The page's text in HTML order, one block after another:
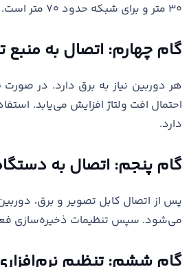
۳۰ متر و برای شبکه حدود ۷۰ متر است.
گام چهارم: اتصال به منبع
هر دوربین نیاز به برق دارد. در
احتمال افت ولتاژ افزایش می‌یابد.
دارد.
گام پنجم: اتصال به
پس از اتصال کابل تصویر و برق،
می‌شود. سپس تنظیمات ذخیره‌سازی